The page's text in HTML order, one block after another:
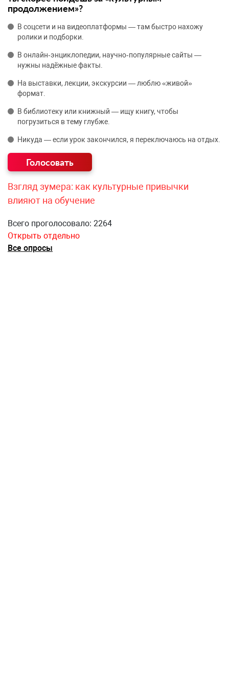
продолжением»?
В соцсети и на видеоплатформы — там быстро нахожу
ролики и подборки.
В онлайн‑энциклопедии, научно‑популярные сайты —
нужны надёжные факты.
На выставки, лекции, экскурсии — люблю «живой»
формат.
В библиотеку или книжный — ищу книгу, чтобы
погрузиться в тему глубже.
Никуда — если урок закончился, я переключаюсь на отдых.
Взгляд зумера: как культурные привычки
влияют на обучение
Всего проголосовало: 2264
Открыть отдельно
Все опросы